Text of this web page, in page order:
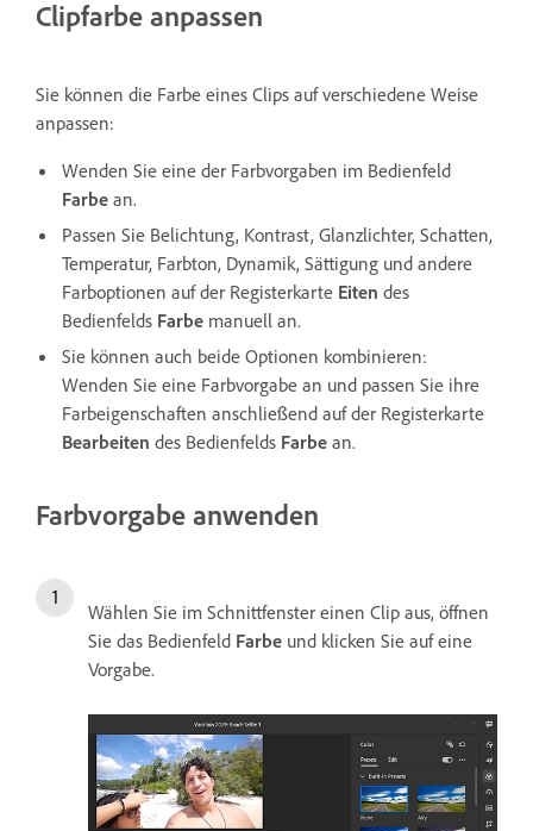
Clipfarbe anpassen
Sie können die Farbe eines Clips auf verschiedene Weise
anpassen:
Wenden Sie eine der Farbvorgaben im Bedienfeld
Farbe an.
Passen Sie Belichtung, Kontrast, Glanzlichter, Schatten,
Temperatur, Farbton, Dynamik, Sättigung und andere
Farboptionen auf der Registerkarte Eiten des
Bedienfelds Farbe manuell an.
Sie können auch beide Optionen kombinieren:
Wenden Sie eine Farbvorgabe an und passen Sie ihre
Farbeigenschaften anschließend auf der Registerkarte
Bearbeiten des Bedienfelds Farbe an.
Farbvorgabe anwenden
Wählen Sie im Schnittfenster einen Clip aus, öffnen
Sie das Bedienfeld Farbe und klicken Sie auf eine
Vorgabe.